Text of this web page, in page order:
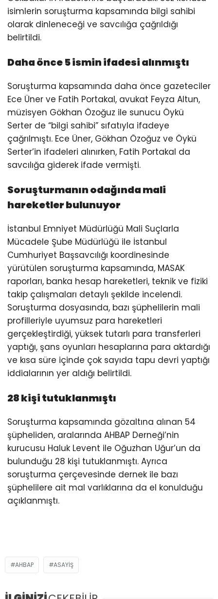
isimlerin soruşturma kapsamında bilgi sahibi
olarak dinleneceği ve savcılığa çağrıldığı
belirtildi.
Daha önce 5 ismin ifadesi alınmıştı
Soruşturma kapsamında daha önce gazeteciler
Ece Üner ve Fatih Portakal, avukat Feyza Altun,
müzisyen Gökhan Özoğuz ile sunucu Öykü
Serter de “bilgi sahibi” sıfatıyla ifadeye
çağrılmıştı. Ece Üner, Gökhan Özoğuz ve Öykü
Serter’in ifadeleri alınırken, Fatih Portakal da
savcılığa giderek ifade vermişti.
Soruşturmanın odağında mali
hareketler bulunuyor
İstanbul Emniyet Müdürlüğü Mali Suçlarla
Mücadele Şube Müdürlüğü ile İstanbul
Cumhuriyet Başsavcılığı koordinesinde
yürütülen soruşturma kapsamında, MASAK
raporları, banka hesap hareketleri, teknik ve fiziki
takip çalışmaları detaylı şekilde incelendi.
Soruşturma dosyasında, bazı şüphelilerin mali
profilleriyle uyumsuz para hareketleri
gerçekleştirdiği, yüksek tutarlı para transferleri
yaptığı, şans oyunları hesaplarına para aktardığı
ve kısa süre içinde çok sayıda tapu devri yaptığı
iddialarının yer aldığı belirtildi.
28 kişi tutuklanmıştı
Soruşturma kapsamında gözaltına alınan 54
şüpheliden, aralarında AHBAP Derneği’nin
kurucusu Haluk Levent ile Oğuzhan Uğur’un da
bulunduğu 28 kişi tutuklanmıştı. Ayrıca
soruşturma çerçevesinde dernek ile bazı
şüphelilere ait mal varlıklarına da el konulduğu
açıklanmıştı.
AHBAP ASAYIŞ